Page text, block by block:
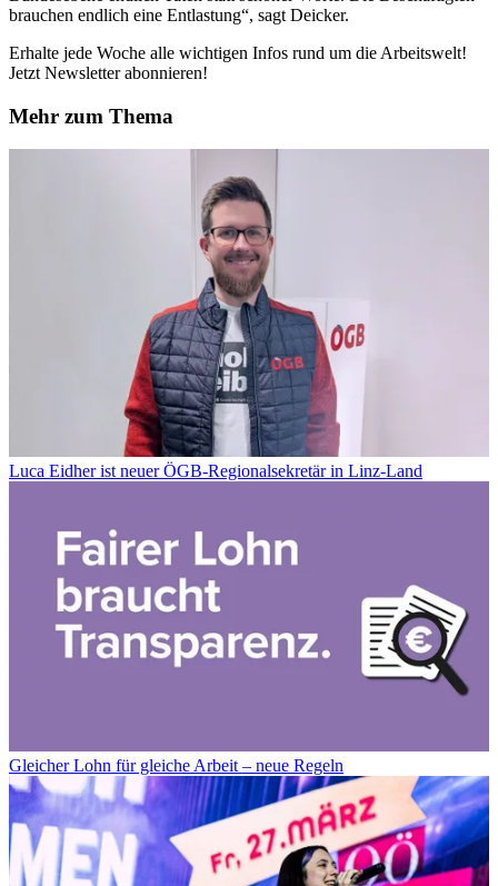
brauchen endlich eine Entlastung“, sagt Deicker.
Erhalte jede Woche alle wichtigen Infos rund um die Arbeitswelt!
Jetzt Newsletter abonnieren!
Mehr zum Thema
Luca Eidher ist neuer ÖGB-Regionalsekretär in Linz-Land
Gleicher Lohn für gleiche Arbeit – neue Regeln